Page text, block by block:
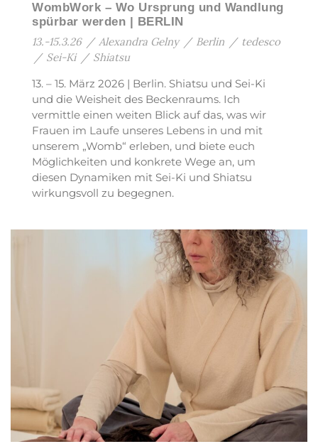
WombWork – Wo Ursprung und Wandlung
spürbar werden | BERLIN
13.-15.3.26 / Alexandra Gelny / Berlin / tedesco
/ Sei-Ki / Shiatsu
13. – 15. März 2026 | Berlin. Shiatsu und Sei-Ki
und die Weisheit des Beckenraums. Ich
vermittle einen weiten Blick auf das, was wir
Frauen im Laufe unseres Lebens in und mit
unserem „Womb“ erleben, und biete euch
Möglichkeiten und konkrete Wege an, um
diesen Dynamiken mit Sei-Ki und Shiatsu
wirkungsvoll zu begegnen.